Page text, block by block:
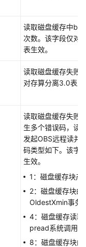
读取磁盘缓存中
次数。该字段仅对
表生效。
读取磁盘缓存失败
对存算分离3.0表
读取磁盘缓存失败
生多个错误码，读
发起OBS远程读并
码类型如下。该字
生效。
1：磁盘缓存块产
2：磁盘缓存块的
OldestXmin事务
4：磁盘缓存读取
pread系统调用
8：磁盘缓存块